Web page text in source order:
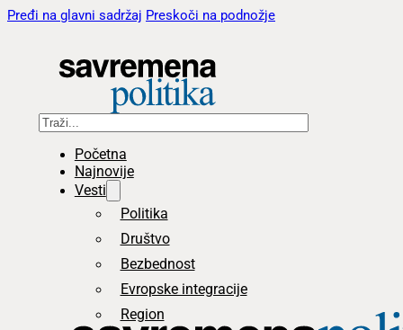
Pređi na glavni sadržaj Preskoči na podnožje
Pretraga
Početna
Najnovije
Vesti
Politika
Društvo
Bezbednost
Evropske integracije
Region